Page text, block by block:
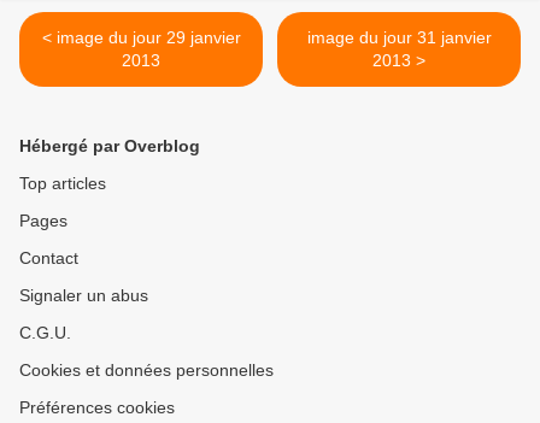
< image du jour 29 janvier
2013
image du jour 31 janvier
2013 >
Hébergé par Overblog
Top articles
Pages
Contact
Signaler un abus
C.G.U.
Cookies et données personnelles
Préférences cookies